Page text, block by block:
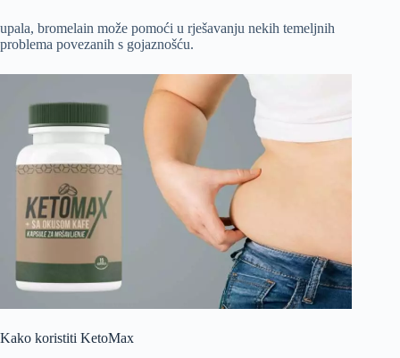
upala, bromelain može pomoći u rješavanju nekih temeljnih
problema povezanih s gojaznošću.
Kako koristiti KetoMax